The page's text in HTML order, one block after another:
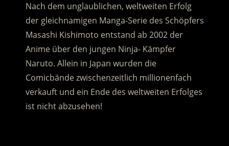
Nach dem unglaublichen, weltweiten Erfolg
der gleichnamigen Manga-Serie des Schöpfers
Masashi Kishimoto entstand ab 2002 der
Anime über den jungen Ninja- Kämpfer
Naruto. Allein in Japan wurden die
Comicbände zwischenzeitlich millionenfach
verkauft und ein Ende des weltweiten Erfolges
ist nicht abzusehen!